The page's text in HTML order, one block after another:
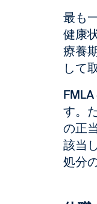
最も
健康
療養
して
す。
の正
該当
処分